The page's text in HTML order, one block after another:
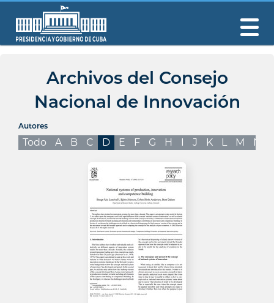
Archivos del Consejo
Nacional de Innovación
Autores
Todo A B C D E F G H I J K L M N